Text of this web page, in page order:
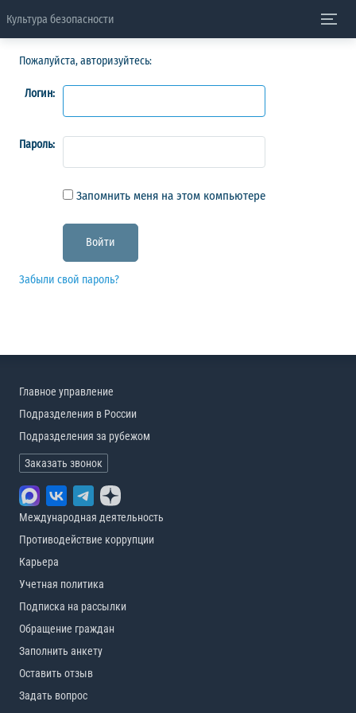
Культура безопасности
Пожалуйста, авторизуйтесь:
Логин:
Пароль:
Запомнить меня на этом компьютере
Забыли свой пароль?
Главное управление
Подразделения в России
Подразделения за рубежом
Заказать звонок
Международная деятельность
Противодействие коррупции
Карьера
Учетная политика
Подписка на рассылки
Обращение граждан
Заполнить анкету
Оставить отзыв
Задать вопрос